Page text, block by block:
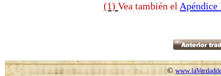
(1)Vea también el Apéndice
©